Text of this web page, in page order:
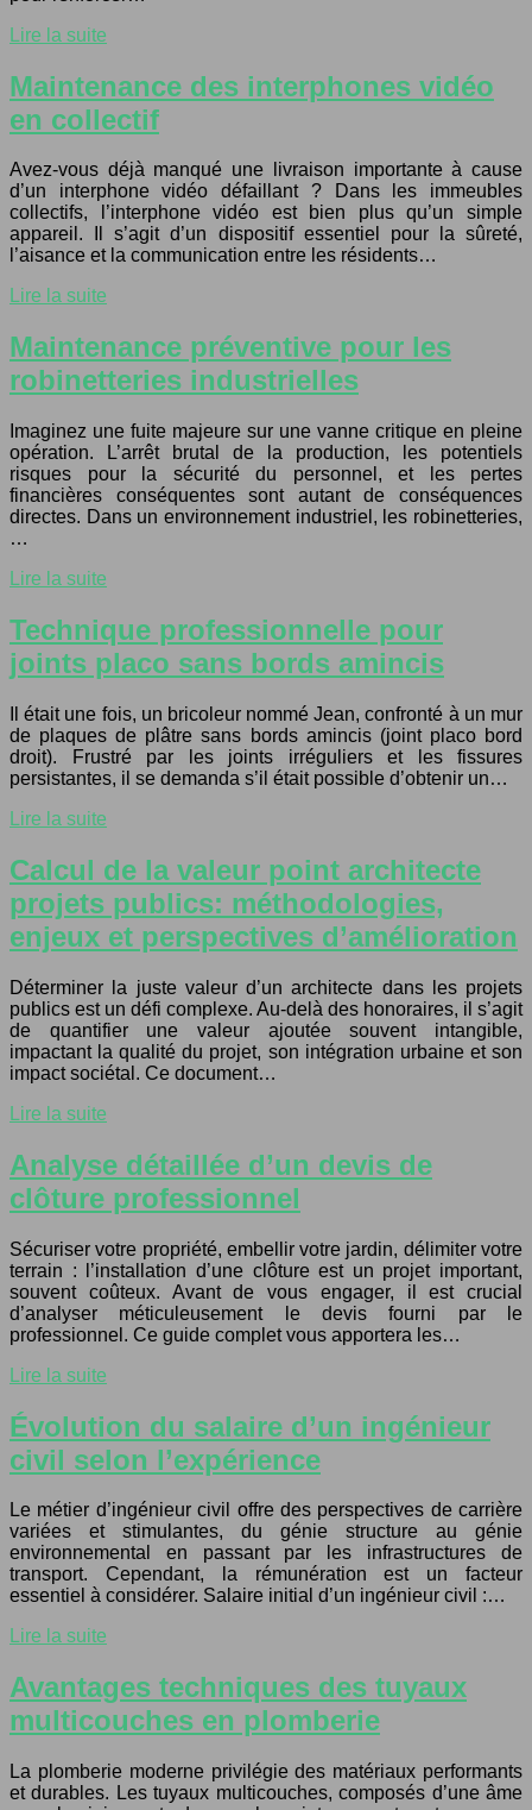
Lire la suite
Maintenance des interphones vidéo
en collectif
Avez-vous déjà manqué une livraison importante à cause
d’un interphone vidéo défaillant ? Dans les immeubles
collectifs, l’interphone vidéo est bien plus qu’un simple
appareil. Il s’agit d’un dispositif essentiel pour la sûreté,
l’aisance et la communication entre les résidents…
Lire la suite
Maintenance préventive pour les
robinetteries industrielles
Imaginez une fuite majeure sur une vanne critique en pleine
opération. L’arrêt brutal de la production, les potentiels
risques pour la sécurité du personnel, et les pertes
financières conséquentes sont autant de conséquences
directes. Dans un environnement industriel, les robinetteries,
…
Lire la suite
Technique professionnelle pour
joints placo sans bords amincis
Il était une fois, un bricoleur nommé Jean, confronté à un mur
de plaques de plâtre sans bords amincis (joint placo bord
droit). Frustré par les joints irréguliers et les fissures
persistantes, il se demanda s’il était possible d’obtenir un…
Lire la suite
Calcul de la valeur point architecte
projets publics: méthodologies,
enjeux et perspectives d’amélioration
Déterminer la juste valeur d’un architecte dans les projets
publics est un défi complexe. Au-delà des honoraires, il s’agit
de quantifier une valeur ajoutée souvent intangible,
impactant la qualité du projet, son intégration urbaine et son
impact sociétal. Ce document…
Lire la suite
Analyse détaillée d’un devis de
clôture professionnel
Sécuriser votre propriété, embellir votre jardin, délimiter votre
terrain : l’installation d’une clôture est un projet important,
souvent coûteux. Avant de vous engager, il est crucial
d’analyser méticuleusement le devis fourni par le
professionnel. Ce guide complet vous apportera les…
Lire la suite
Évolution du salaire d’un ingénieur
civil selon l’expérience
Le métier d’ingénieur civil offre des perspectives de carrière
variées et stimulantes, du génie structure au génie
environnemental en passant par les infrastructures de
transport. Cependant, la rémunération est un facteur
essentiel à considérer. Salaire initial d’un ingénieur civil :…
Lire la suite
Avantages techniques des tuyaux
multicouches en plomberie
La plomberie moderne privilégie des matériaux performants
et durables. Les tuyaux multicouches, composés d’une âme